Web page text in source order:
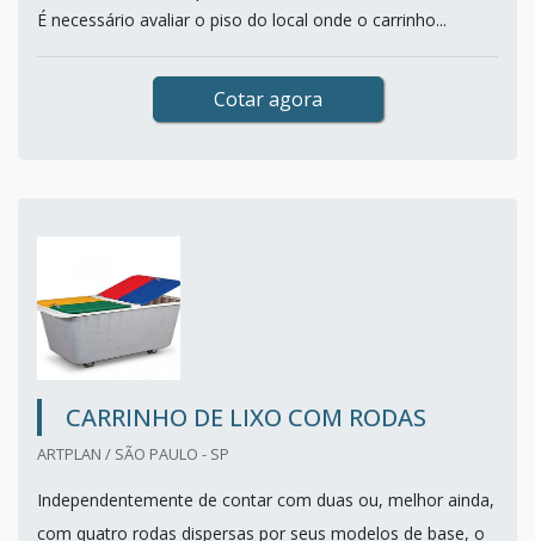
É necessário avaliar o piso do local onde o carrinho...
Cotar agora
CARRINHO DE LIXO COM RODAS
ARTPLAN / SÃO PAULO - SP
Independentemente de contar com duas ou, melhor ainda,
com quatro rodas dispersas por seus modelos de base, o